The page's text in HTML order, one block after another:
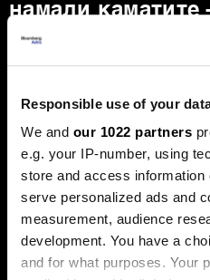
Responsible use of your
We and our 1022 partners
e.g. your IP-number, using
store and access
serve personalized ads and
measurement, audience
development. You have a
and for what purposes. Your
намали каматите
првиот потег
рисрч“ предупредува дека
редефинира клучните
придобие скептичните